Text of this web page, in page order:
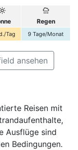
Regen
Tag 9 Tage/Monat
ansehen
Reisen mit
Ausflüge sind
Bedingungen.